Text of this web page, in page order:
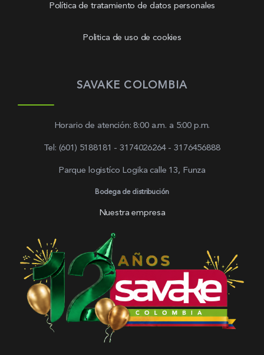
Política de tratamiento de datos personales
Politica de uso de cookies
SAVAKE COLOMBIA
Horario de atención: 8:00 a.m. a 5:00 p.m.
Tel: (601) 5188181 - 3174026264 - 3176456888
Parque logistíco Logika calle 13, Funza
Bodega de distribución
Nuestra empresa